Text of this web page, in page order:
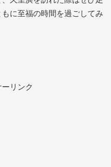
に至福の時間を過ごしてみ
リンク